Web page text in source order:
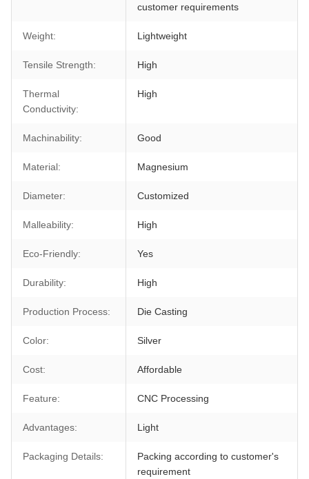
customer requirements
Weight: Lightweight
Tensile Strength: High
Thermal
Conductivity:
High
Machinability: Good
Material: Magnesium
Diameter: Customized
Malleability: High
Eco-Friendly: Yes
Durability: High
Production Process: Die Casting
Color: Silver
Cost: Affordable
Feature: CNC Processing
Advantages: Light
Packaging Details:
Packing according to customer's
requirement